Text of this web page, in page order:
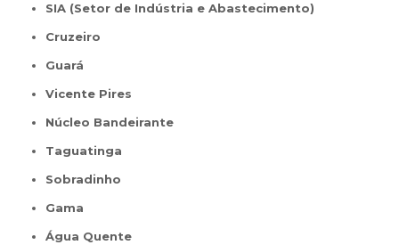
SIA (Setor de Indústria e Abastecimento)
Cruzeiro
Guará
Vicente Pires
Núcleo Bandeirante
Taguatinga
Sobradinho
Gama
Água Quente